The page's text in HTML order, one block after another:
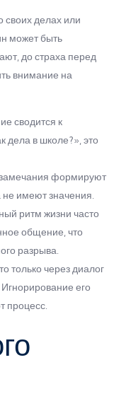
своих делах или
может быть
до страха перед
внимание на
сводится к
дела в школе?», это
формируют
имеют значения.
ритм жизни часто
общение, что
разрыва.
только через диалог
его
процесс.